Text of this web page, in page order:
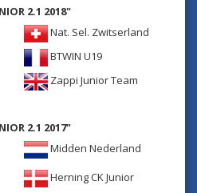
2.1 2018"
Nat. Sel. Zwitserland
BTWIN U19
Zappi Junior Team
2.1 2017"
Midden Nederland
Herning CK Junior